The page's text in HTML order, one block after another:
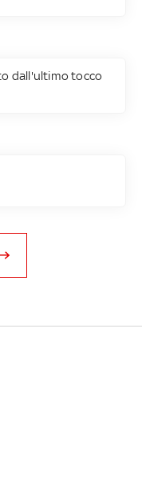
dall'ultimo tocco